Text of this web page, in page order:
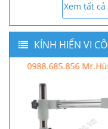
Xem tất
KÍNH HIỂN VI
0988.685.856